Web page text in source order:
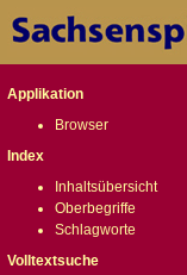
Applikation
Browser
Index
Inhaltsübersicht
Oberbegriffe
Schlagworte
Volltextsuche